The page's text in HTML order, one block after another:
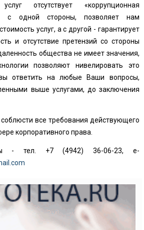
отсутствует «коррупционная
с одной стороны, позволяет нам
услуг, а с другой - гарантирует
и отсутствие претензий со стороны
общества не имеет значения,
позволяют нивелировать это
ответить на любые Ваши вопросы,
выше услугами, до заключения
все требования действующего
корпоративного права.
- тел. +7(4942) 36-06-23, e-